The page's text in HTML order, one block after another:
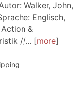
Walker, John,
Englisch,
&
//...
more